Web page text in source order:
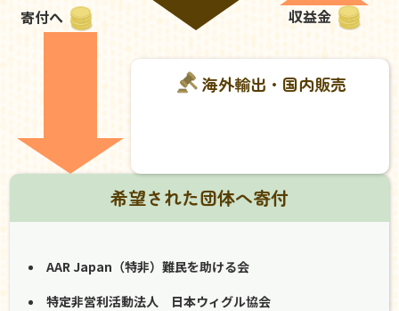
寄付へ
収益金
海外輸出・国内販売
希望された団体へ寄付
AAR Japan（特非）難民を助ける会
特定非営利活動法人 日本ウィグル協会